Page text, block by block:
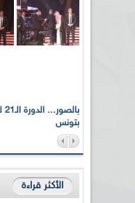
بتونس
الأكثر قراءة